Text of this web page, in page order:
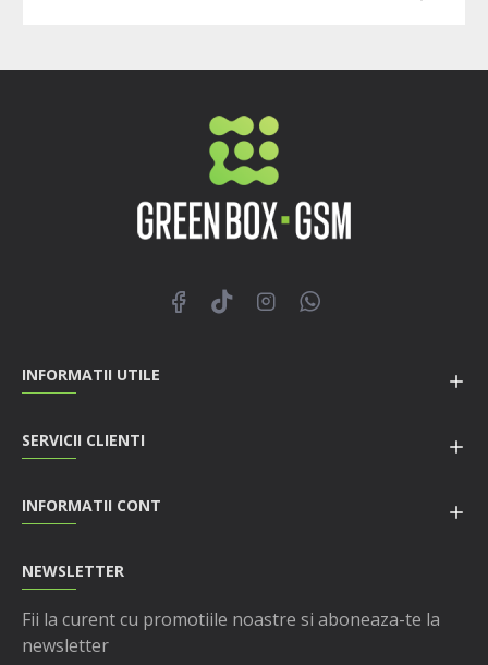
INFORMATII UTILE
SERVICII CLIENTI
INFORMATII CONT
NEWSLETTER
Fii la curent cu promotiile noastre si aboneaza-te la
newsletter